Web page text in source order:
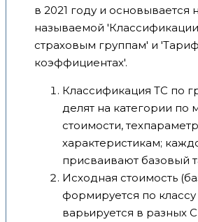
в 2021 году и основывается
называемой
страховым группам' и
коэффициентах'.
Классификация ТС по
делят на категории по
стоимости,
характеристикам;
присваивают базовый
Исходная стоимость
формируется по
варьируется в разных